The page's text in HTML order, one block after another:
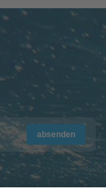
absenden